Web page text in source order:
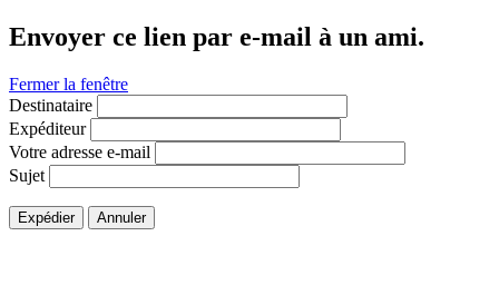
Envoyer ce lien par e-mail à un ami.
Fermer la fenêtre
Destinataire
Expéditeur
Votre adresse e-mail
Sujet
Expédier Annuler